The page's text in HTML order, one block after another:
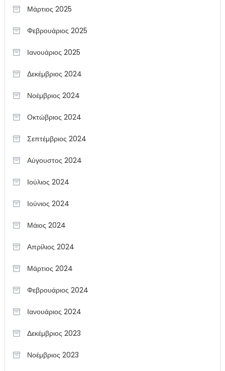
Μάρτιος 2025
Φεβρουάριος 2025
Ιανουάριος 2025
Δεκέμβριος 2024
Νοέμβριος 2024
Οκτώβριος 2024
Σεπτέμβριος 2024
Αύγουστος 2024
Ιούλιος 2024
Ιούνιος 2024
Μάιος 2024
Απρίλιος 2024
Μάρτιος 2024
Φεβρουάριος 2024
Ιανουάριος 2024
Δεκέμβριος 2023
Νοέμβριος 2023